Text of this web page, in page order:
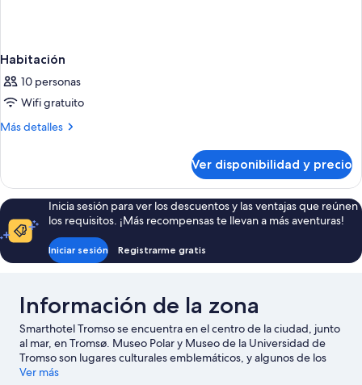
Habitación
10 personas
Wifi gratuito
Más detalles
Más
Ver disponibilidad y precio
Inicia sesión para ver los descuentos y las ventajas que reúnen
los requisitos. ¡Más recompensas te llevan a más aventuras!
Iniciar sesión Registrarme gratis
Información de la zona
Smarthotel Tromso se encuentra en el centro de la ciudad, junto
al mar, en Tromsø. Museo Polar y Museo de la Universidad de
Tromso son lugares culturales emblemáticos, y algunos de los
puntos de interés más conocidos del área incluyen Jardín
Ver más